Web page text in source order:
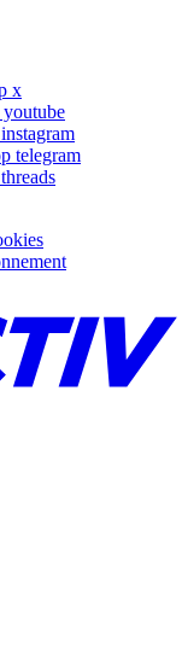
x
telegram